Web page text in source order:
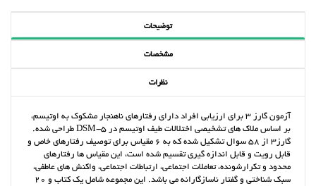
توضیحات
مشخصات
نظرات
آزمون گارز 3 برای ارزیابی افراد دارای رفتارهای ناهنجار مشکوک به اوتیسم،
بر اساس ملاک های تشخیصی اختلالات طیف اوتیسم در DSM-5 طراحی شده.
گارز3 از 58 سوال تشکیل شده که به 6 مقیاس برای توصیف رفتارهای خاص و
قابل رویت و قابل اندازه گیری تقسیم شده است، این مقیاس ها رفتارهای
محدود و تکرارشونده، تعاملات اجتماعی، ارتباطات اجتماعی، واکنش های عاطفی،
سبک شناختی و گفتار ناسازگارانه می باشد. این مجموعه شامل یک کتاب و 20